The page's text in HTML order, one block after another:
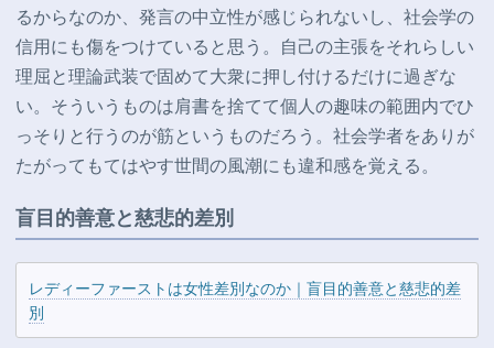
るからなのか、発言の中立性が感じられないし、社会学の
信用にも傷をつけていると思う。自己の主張をそれらしい
理屈と理論武装で固めて大衆に押し付けるだけに過ぎな
い。そういうものは肩書を捨てて個人の趣味の範囲内でひ
っそりと行うのが筋というものだろう。社会学者をありが
たがってもてはやす世間の風潮にも違和感を覚える。
盲目的善意と慈悲的差別
レディーファーストは女性差別なのか｜盲目的善意と慈悲的差
別